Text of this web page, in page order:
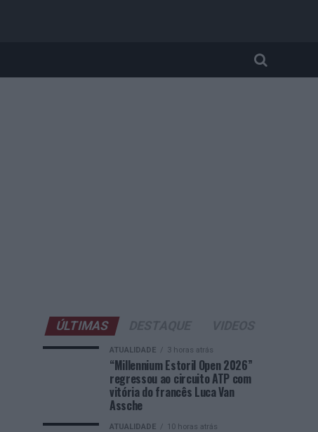
ÚLTIMAS
ATUALIDADE 3 horas atrás
“Millennium Estoril Open 2026”
regressou ao circuito ATP com
vitória do francês Luca Van
Assche
ATUALIDADE 10 horas atrás